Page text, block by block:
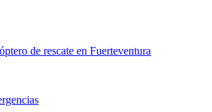
de rescate en Fuerteventura